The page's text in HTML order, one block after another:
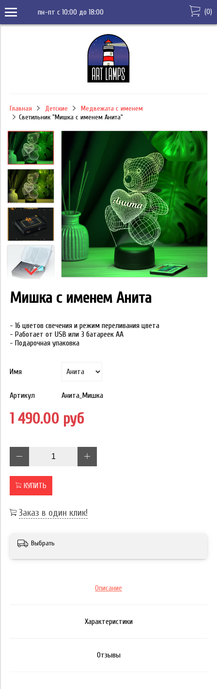
пн-пт с 10:00 до 18:00 (0)
Главная Детские
Медвежата с именем
Светильник "Мишка с именем Анита"
Мишка с именем Анита
- 16 цветов свечения и режим переливания цвета
- Работает от USB или 3 батареек АА
- Подарочная упаковка
Имя
Артикул Анита_Мишка
1 490.00 руб
КУПИТЬ
Заказ в один клик!
Выбрать
Описание
Характеристики
Отзывы